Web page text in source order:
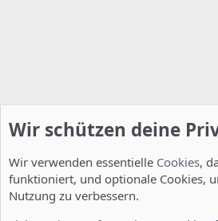
Wir schützen deine
Wir verwenden essentielle Cookies,
funktioniert, und optionale Cookies,
Nutzung zu verbessern.